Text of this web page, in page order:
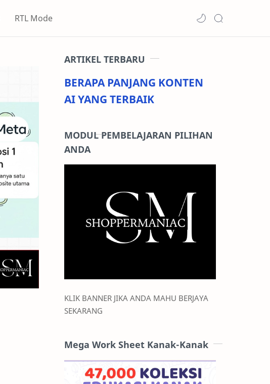
RTL Mode
ARTIKEL TERBARU
BERAPA PANJANG KONTEN
AI YANG TERBAIK
MODUL PEMBELAJARAN PILIHAN
ANDA
KLIK BANNER JIKA ANDA MAHU BERJAYA
SEKARANG
Mega Work Sheet Kanak-Kanak